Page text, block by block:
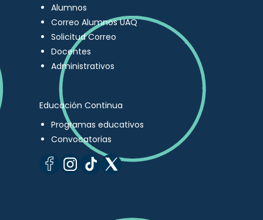
Alumnos
Correo Alumnos UAQ
Solicitud Correo
Docentes
Administrativos
Educación Continua
Programas educativos
Convocatorias